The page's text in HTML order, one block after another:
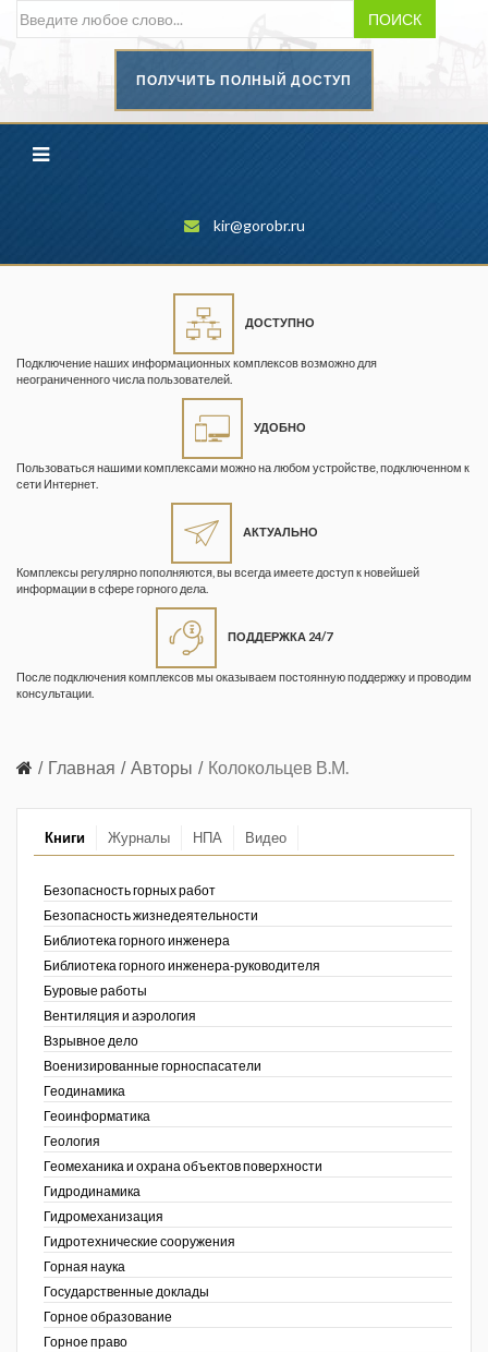
ПОИСК
ПОЛУЧИТЬ ПОЛНЫЙ ДОСТУП
kir@gorobr.ru
ДОСТУПНО
Подключение наших информационных комплексов возможно для
неограниченного числа пользователей.
УДОБНО
Пользоваться нашими комплексами можно на любом устройстве, подключенном к
сети Интернет.
АКТУАЛЬНО
Комплексы регулярно пополняются, вы всегда имеете доступ к новейшей
информации в сфере горного дела.
ПОДДЕРЖКА 24/7
После подключения комплексов мы оказываем постоянную поддержку и проводим
консультации.
Главная Авторы Колокольцев В.М.
Книги Журналы НПА Видео
Безопасность горных работ
Безопасность жизнедеятельности
Библиотека горного инженера
Библиотека горного инженера-руководителя
Буровые работы
Вентиляция и аэрология
Взрывное дело
Военизированные горноспасатели
Геодинамика
Геоинформатика
Геология
Геомеханика и охрана объектов поверхности
Гидродинамика
Гидромеханизация
Гидротехнические сооружения
Горная наука
Государственные доклады
Горное образование
Горное право
промышленности
Геопрофи
Горнопромышленные ведомости
Кузбасса. Информационный
безопасность»
Информационный бюллетень
атомному надзору
Маркшейдерия и недропользование
Медицина катастроф
Минеральные ресурсы России
Нефтегазовые технологии
Нефтегазовая вертикаль
Разведка и охрана недр